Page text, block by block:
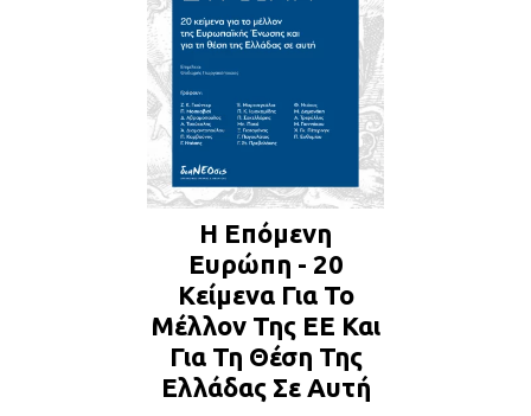
Η Επόμενη
Ευρώπη - 20
Κείμενα Για Το
Μέλλον Της ΕΕ Και
Για Τη Θέση Της
Ελλάδας Σε Αυτή